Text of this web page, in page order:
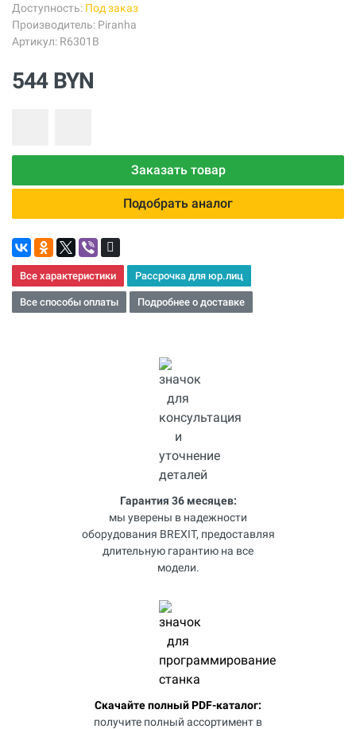
Доступность: Под заказ
Производитель: Piranha
Артикул: R6301B
544 BYN
Заказать товар
Подобрать аналог
Все характеристики Рассрочка для юр.лиц
Все способы оплаты Подробнее о доставке
Гарантия 36 месяцев:
мы уверены в надежности
оборудования BREXIT, предоставляя
длительную гарантию на все
модели.
Скачайте полный PDF-каталог:
получите полный ассортимент в